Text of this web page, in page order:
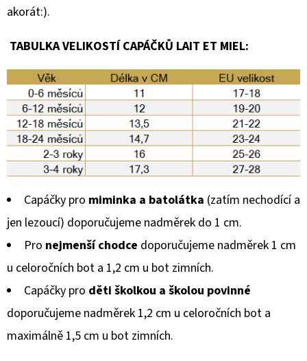
akorát:).
TABULKA VELIKOSTÍ CAPÁČKŮ LAIT ET MIEL:
Capáčky pro miminka a batolátka (zatím nechodící a
jen lezoucí) doporučujeme nadměrek do 1 cm.
Pro nejmenší chodce doporučujeme nadměrek 1 cm
u celoročních bot a 1,2 cm u bot zimních.
Capáčky pro děti školkou a školou povinné
doporučujeme nadměrek 1,2 cm u celoročních bot a
maximálně 1,5 cm u bot zimních.